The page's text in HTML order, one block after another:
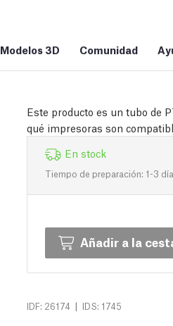
Modelos 3D Comunidad
Este producto es un tubo de
qué impresoras son
En stock
Tiempo de preparación: 1-3
Añadir a la
IDF: 26174 | IDS: 1745